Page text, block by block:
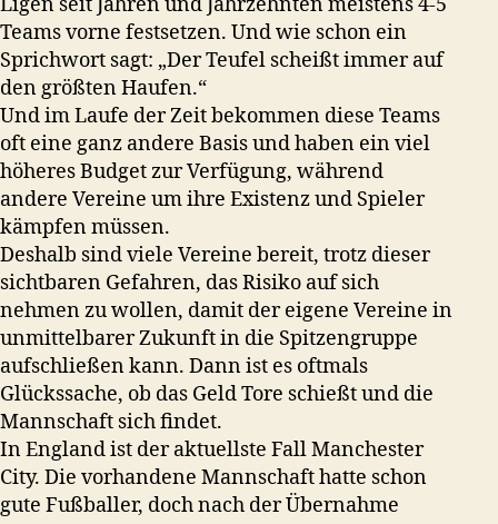
Ligen seit Jahren und Jahrzehnten meistens 4-5
Teams vorne festsetzen. Und wie schon ein
Sprichwort sagt: „Der Teufel scheißt immer auf
den größten Haufen.“
Und im Laufe der Zeit bekommen diese Teams
oft eine ganz andere Basis und haben ein viel
höheres Budget zur Verfügung, während
andere Vereine um ihre Existenz und Spieler
kämpfen müssen.
Deshalb sind viele Vereine bereit, trotz dieser
sichtbaren Gefahren, das Risiko auf sich
nehmen zu wollen, damit der eigene Vereine in
unmittelbarer Zukunft in die Spitzengruppe
aufschließen kann. Dann ist es oftmals
Glückssache, ob das Geld Tore schießt und die
Mannschaft sich findet.
In England ist der aktuellste Fall Manchester
City. Die vorhandene Mannschaft hatte schon
gute Fußballer, doch nach der Übernahme